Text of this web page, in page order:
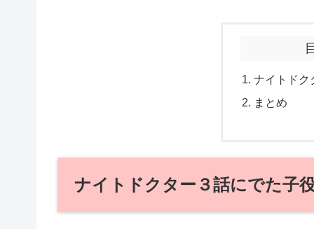
ナイトドク
まとめ
ナイトドクター３話にでた子